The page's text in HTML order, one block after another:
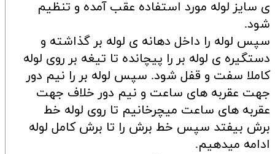
ی سایز لوله مورد استفاده عقب آمده و تنظیم
شود.
سپس لوله را داخل دهانه ی لوله بر گذاشته و
دستگیره ی لوله بر را پیچانده تا تیغه بر روی لوله
کاملا سفت و قفل شود. سپس لوله بر را نیم دور
جهت عقربه های ساعت و نیم دور خلاف جهت
عقربه های ساعت میچرخانیم تا روی لوله خط
برش بیفتد سپس خط برش را تا برش کامل لوله
ادامه میدهیم.